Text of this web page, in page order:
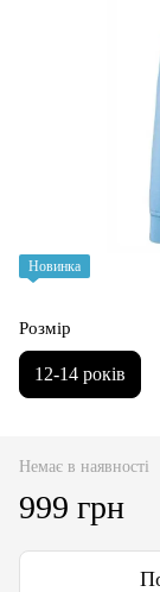
Новинка
Розмір
12-14 років
Немає в наявності
999 грн